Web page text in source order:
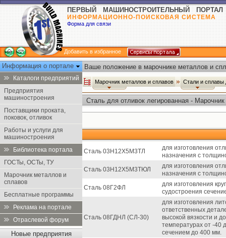
ПЕРВЫЙ МАШИНОСТРОИТЕЛЬНЫЙ ПОРТАЛ
ИНФОРМАЦИОННО-ПОИСКОВАЯ СИСТЕМА
Форма для связи
Добавить в избранное
Информация о портале
Каталоги предприятий
Предприятия
машиностроения
Поставщики проката,
поковок, отливок
Работы и услуги для
машиностроения
Библиотека портала
ГОСТы, ОСТы, ТУ
Марочник металлов и
сплавов
Бесплатные программы
Реклама на портале
Отраслевой форум
Новые предприятия
Ваше положение в марочнике металлов и
Марочник металлов и сплавов Стали и сплавы
Сталь для отливок легированная -
Сталь 03Н12Х5М3ТЛ
для изготовления
назначения с
Сталь 03Н12Х5М3ТЮЛ
для изготовления
назначения с
Сталь 08Г2ФЛ
для изготовления
судостроения
Сталь 08ГДНЛ (СЛ-30)
для изготовления
ответственных
высокой вязкости и
температурах от -40
сечением до 400 мм.